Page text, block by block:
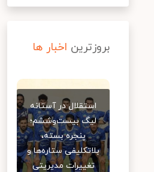
بروزترین اخبار ها
استقلال در آستانه
لیگ بیست‌وششم؛
پنجره بسته،
بلاتکلیفی ستاره‌ها و
تغییرات مدیریتی